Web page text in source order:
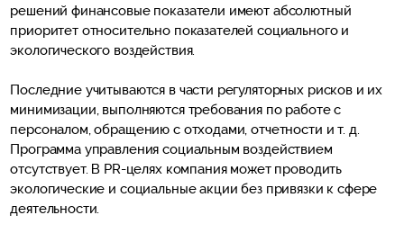
решений финансовые показатели имеют абсолютный
приоритет относительно показателей социального и
экологического воздействия.
Последние учитываются в части регуляторных рисков и их
минимизации, выполняются требования по работе с
персоналом, обращению с отходами, отчетности и т. д.
Программа управления социальным воздействием
отсутствует. В PR-целях компания может проводить
экологические и социальные акции без привязки к сфере
деятельности.